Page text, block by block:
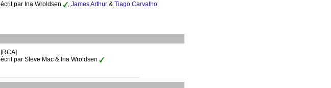
écrit par Ina Wroldsen , James Arthur & Tiago Carvalho
[RCA]
écrit par Steve Mac & Ina Wroldsen